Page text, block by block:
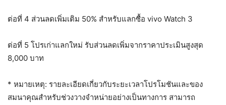
ต่อที่ 4 ส่วนลดเพิ่มเติม 50% สำหรับแลกซื้อ vivo Watch 3
ต่อที่ 5 โปรเก่าแลกใหม่ รับส่วนลดเพิ่มจากราคาประเมินสูงสุด
8,000 บาท
* หมายเหตุ: รายละเอียดเกี่ยวกับระยะเวลาโปรโมชันและของ
สมนาคุณสำหรับช่วงวางจำหน่ายอย่างเป็นทางการ สามารถ